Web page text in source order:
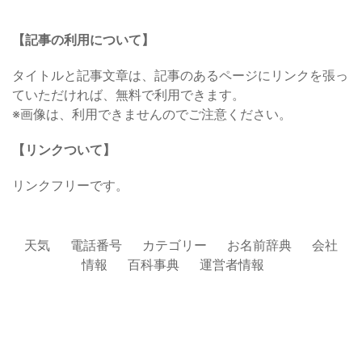
【記事の利用について】
タイトルと記事文章は、記事のあるページにリンクを張っ
ていただければ、無料で利用できます。
※画像は、利用できませんのでご注意ください。
【リンクついて】
リンクフリーです。
天気 電話番号 カテゴリー お名前辞典
会社
情報
百科事典 運営者情報